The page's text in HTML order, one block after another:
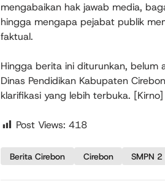
mengabaikan hak jawab media,
hingga mengapa pejabat publik
faktual.
Hingga berita ini diturunkan, belum
Dinas Pendidikan Kabupaten
klarifikasi yang lebih terbuka. [Kirno]
Post Views: 418
Berita Cirebon Cirebon SMPN